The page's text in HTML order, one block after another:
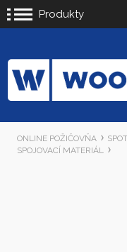
Produkty
ONLINE POŽIČOVŇA
SPOJOVACÍ MATERIÁL